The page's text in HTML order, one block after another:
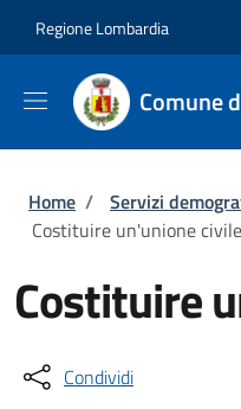
Regione Lombardia
Comune
Briciole di
Home / Servizi
Costituire un'unione civile
Costituire
Condividi